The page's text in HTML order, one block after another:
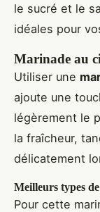
le sucré et le
idéales pour
Marinade au
Utiliser une
ajoute une
légèrement le
la fraîcheur,
délicatement
Meilleurs types
Pour cette